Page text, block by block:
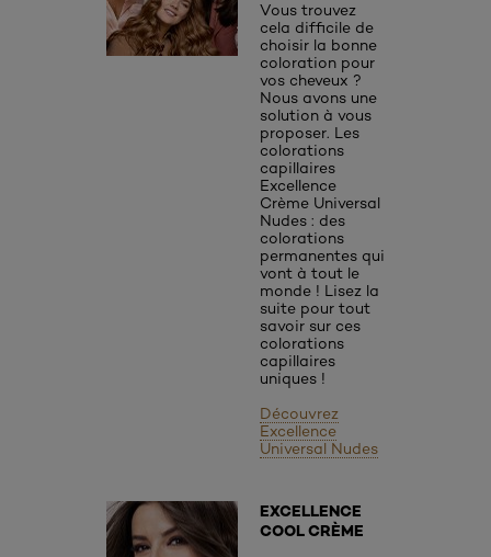
Vous trouvez
cela difficile de
choisir la bonne
coloration pour
vos cheveux ?
Nous avons une
solution à vous
proposer. Les
colorations
capillaires
Excellence
Crème Universal
Nudes : des
colorations
permanentes qui
vont à tout le
monde ! Lisez la
suite pour tout
savoir sur ces
colorations
capillaires
uniques !
Découvrez
Excellence
Universal Nudes
EXCELLENCE
COOL CRÈME